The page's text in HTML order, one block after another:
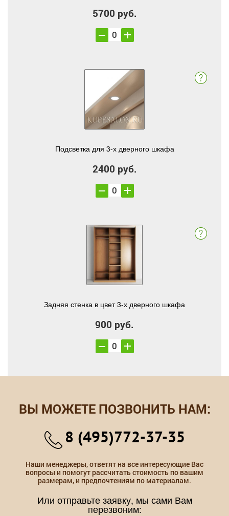
5700 руб.
Подсветка для 3-х дверного шкафа
2400 руб.
Задняя стенка в цвет 3-х дверного шкафа
900 руб.
ВЫ МОЖЕТЕ ПОЗВОНИТЬ НАМ:
8 (495)772-37-35
Наши менеджеры, ответят на все интересующие Вас
вопросы и помогут рассчитать стоимость по вашим
размерам, и предпочтениям по материалам.
Или отправьте заявку, мы сами Вам
перезвоним: